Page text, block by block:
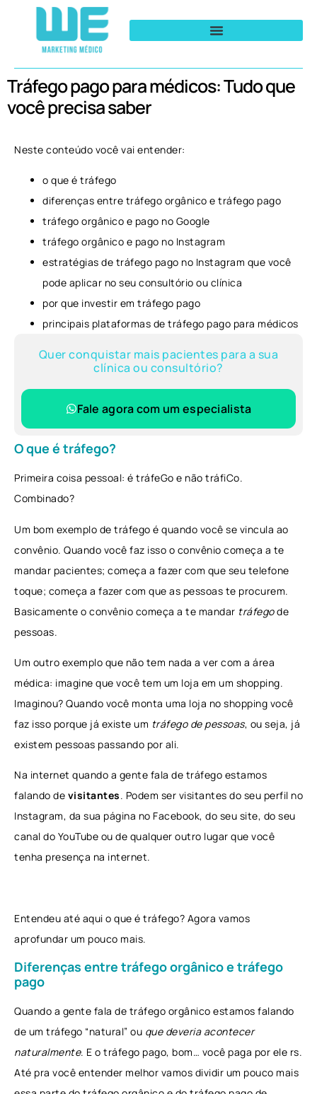
Tráfego pago para médicos: Tudo que
você precisa saber
Neste conteúdo você vai entender:
o que é tráfego
diferenças entre tráfego orgânico e tráfego pago
tráfego orgânico e pago no Google
tráfego orgânico e pago no Instagram
estratégias de tráfego pago no Instagram que você
pode aplicar no seu consultório ou clínica
por que investir em tráfego pago
principais plataformas de tráfego pago para médicos
Quer conquistar mais pacientes para a sua
clínica ou consultório?
Fale agora com um especialista
O que é tráfego?
Primeira coisa pessoal: é tráfeGo e não tráfiCo.
Combinado?
Um bom exemplo de tráfego é quando você se vincula ao
convênio. Quando você faz isso o convênio começa a te
mandar pacientes; começa a fazer com que seu telefone
toque; começa a fazer com que as pessoas te procurem.
Basicamente o convênio começa a te mandar tráfegode
pessoas.
Um outro exemplo que não tem nada a ver com a área
médica: imagine que você tem um loja em um shopping.
Imaginou? Quando você monta uma loja no shopping você
faz isso porque já existe um tráfego de pessoas, ou seja, já
existem pessoas passando por ali.
Na internet quando a gente fala de tráfego estamos
falando de visitantes. Podem ser visitantes do seu perfil no
Instagram, da sua página no Facebook, do seu site, do seu
canal do YouTube ou de qualquer outro lugar que você
tenha presença na internet.
Entendeu até aqui o que é tráfego? Agora vamos
aprofundar um pouco mais.
Diferenças entre tráfego orgânico e tráfego
pago
Quando a gente fala de tráfego orgânico estamos falando
de um tráfego “natural” ou que deveria acontecer
naturalmente. E o tráfego pago, bom… você paga por ele rs.
Até pra você entender melhor vamos dividir um pouco mais